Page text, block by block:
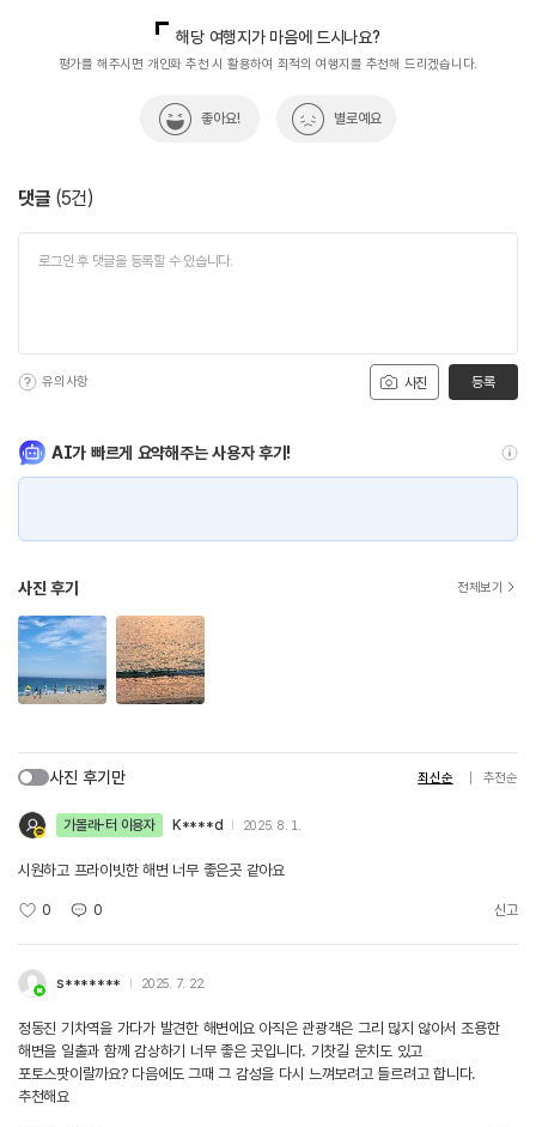
#체험학습 #친구와함께 #힐링
열린관광콘텐츠팀(열린관광-모두의여행)
033-738-3425
해당 여행지가 마음에 드시나요?
평가를 해주시면 개인화 추천 시 활용하여 최적의 여행지를 추천해 드리겠습니다.
좋아요! 별로예요
댓글 (5건)
사진
유의사항 등록
AI가 빠르게 요약해주는 사용자 후기!
사진 후기 전체보기
사진 후기만 최신순 추천순
가볼래-터 이용자 K****d 2025. 8. 1.
시원하고 프라이빗한 해변 너무 좋은곳 같아요
0 0 신고
s******* 2025. 7. 22.
정동진 기차역을 가다가 발견한 해변에요 아직은 관광객은 그리 많지 않아서 조용한
해변을 일출과 함께 감상하기 너무 좋은 곳입니다. 기찻길 운치도 있고
포토스팟이랄까요? 다음에도 그때 그 감성을 다시 느껴보려고 들르려고 합니다.
추천해요